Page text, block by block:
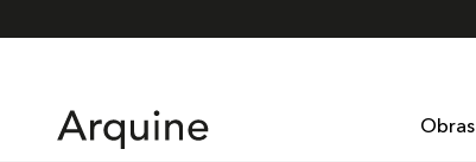
Obras